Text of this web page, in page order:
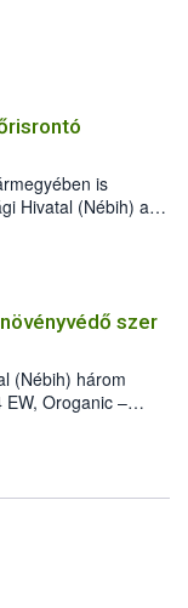
is
Hivatal (Nébih) a
jelenlétét. A
de már fertőzött
a szlovák
érdekében.
szer
(Nébih) három
Oroganic –
követően,
elleni további
termesztésben is